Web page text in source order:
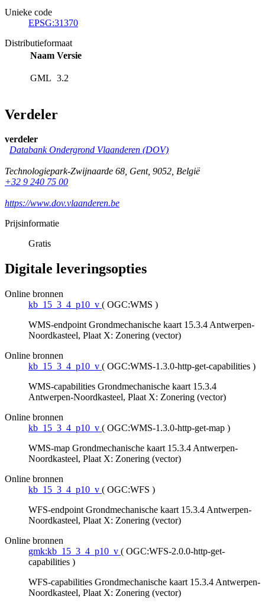
Unieke code
EPSG:31370
Distributieformaat
Naam Versie
GML 3.2
Verdeler
verdeler
Databank Ondergrond Vlaanderen (DOV)
Technologiepark-Zwijnaarde 68, Gent, 9052, België
+32 9 240 75 00
https://www.dov.vlaanderen.be
Prijsinformatie
Gratis
Digitale leveringsopties
Online bronnen
kb_15_3_4_p10_v ( OGC:WMS )
WMS-endpoint Grondmechanische kaart 15.3.4 Antwerpen-
Noordkasteel, Plaat X: Zonering (vector)
Online bronnen
kb_15_3_4_p10_v ( OGC:WMS-1.3.0-http-get-capabilities )
WMS-capabilities Grondmechanische kaart 15.3.4
Antwerpen-Noordkasteel, Plaat X: Zonering (vector)
Online bronnen
kb_15_3_4_p10_v ( OGC:WMS-1.3.0-http-get-map )
WMS-map Grondmechanische kaart 15.3.4 Antwerpen-
Noordkasteel, Plaat X: Zonering (vector)
Online bronnen
kb_15_3_4_p10_v ( OGC:WFS )
WFS-endpoint Grondmechanische kaart 15.3.4 Antwerpen-
Noordkasteel, Plaat X: Zonering (vector)
Online bronnen
gmk:kb_15_3_4_p10_v ( OGC:WFS-2.0.0-http-get-
capabilities )
WFS-capabilities Grondmechanische kaart 15.3.4 Antwerpen-
Noordkasteel, Plaat X: Zonering (vector)